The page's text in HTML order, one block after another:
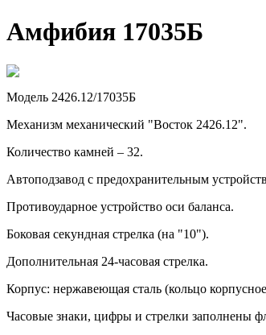
Амфибия 17035Б
Модель 2426.12/17035Б
Механизм механический "Восток 2426.12".
Количество камней – 32.
Автоподзавод с предохранительным
Противоударное устройство оси баланса.
Боковая секундная стрелка (на "10").
Дополнительная 24-часовая стрелка.
Корпус: нержавеющая сталь (кольцо
Часовые знаки, цифры и стрелки заполнены